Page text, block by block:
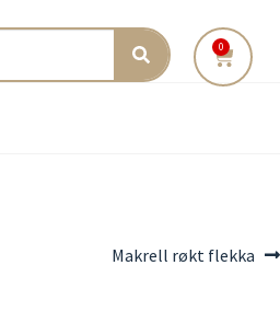
0
Makrell røkt flekka